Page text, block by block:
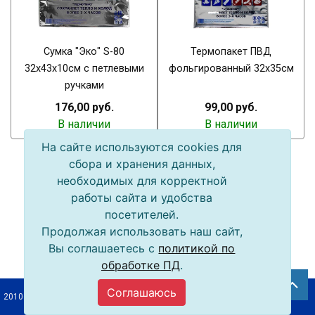
Сумка "Эко" S-80
32x43х10см с петлевыми
ручками
176,00 руб.
В наличии
Термопакет ПВД
фольгированный 32х35см
99,00 руб.
В наличии
2010–2026 © ООО «Упак-Байкал»
На сайте используются cookies для
сбора и хранения данных,
необходимых для корректной
работы сайта и удобства
посетителей.
Продолжая использовать наш сайт,
Вы соглашаетесь с политикой по
обработке ПД.
Соглашаюсь